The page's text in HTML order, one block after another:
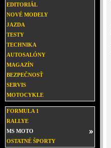
EDITORIÁL
NOVÉ MODELY
JAZDA
TESTY
TECHNIKA
AUTOSALÓNY
MAGAZÍN
BEZPEČNOSŤ
SERVIS
MOTOCYKLE
FORMULA 1
RALLYE
MS MOTO
OSTATNÉ ŠPORTY